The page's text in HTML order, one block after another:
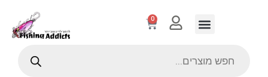
0